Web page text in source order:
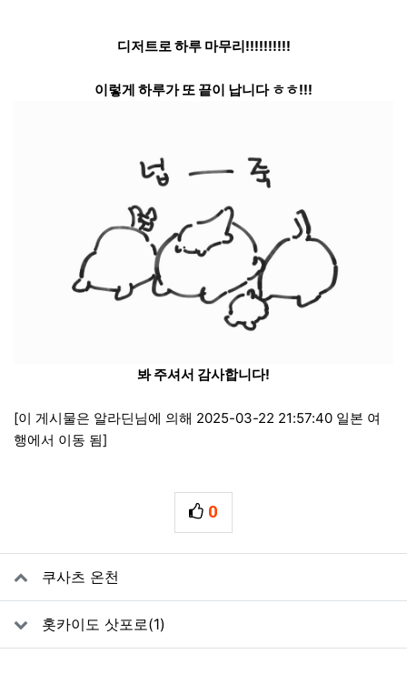
디저트로 하루 마무리!!!!!!!!!!
이렇게 하루가 또 끝이 납니다 ㅎㅎ!!!
봐 주셔서 감사합니다!
[이 게시물은 알라딘님에 의해 2025-03-22 21:57:40 일본 여
행에서 이동 됨]
0
추천
관련자료
쿠사츠 온천
홋카이도 삿포로(1)